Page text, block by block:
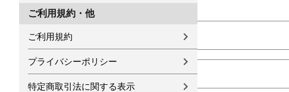
ご利用規約・他
ご利用規約
プライバシーポリシー
特定商取引法に関する表示